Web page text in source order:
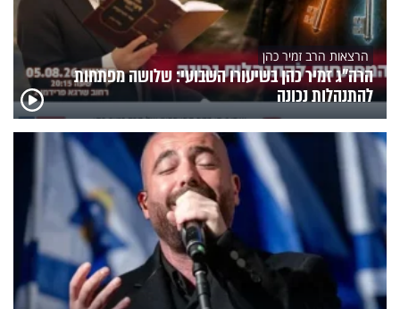
הרצאות הרב זמיר כהן
הרה"ג זמיר כהן בשיעורו השבועי: שלושה מפתחות
להתנהלות נכונה